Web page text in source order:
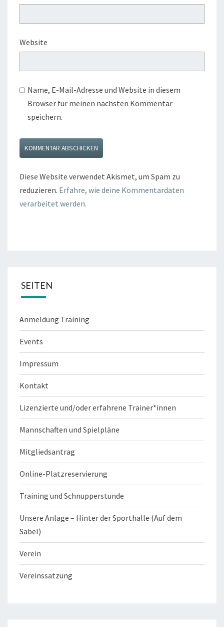
Website
Name, E-Mail-Adresse und Website in diesem
Browser für meinen nächsten Kommentar
speichern.
Diese Website verwendet Akismet, um Spam zu
reduzieren. Erfahre, wie deine Kommentardaten
verarbeitet werden.
SEITEN
Anmeldung Training
Events
Impressum
Kontakt
Lizenzierte und/oder erfahrene Trainer*innen
Mannschaften und Spielpläne
Mitgliedsantrag
Online-Platzreservierung
Training und Schnupperstunde
Unsere Anlage – Hinter der Sporthalle (Auf dem
Sabel)
Verein
Vereinssatzung